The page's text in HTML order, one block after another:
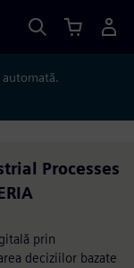
automată.
Processes
prin
deciziilor bazate